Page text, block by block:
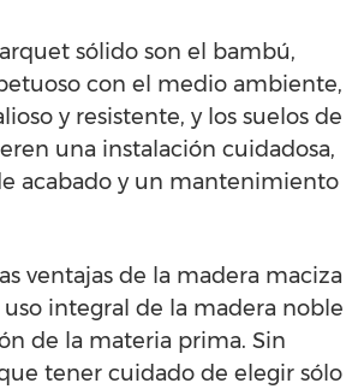
sólido son el bambú,
con el medio ambiente,
y resistente, y los suelos de
una instalación cuidadosa,
acabado y un mantenimiento
ventajas de la madera maciza
uso integral de la madera noble
de la materia prima. Sin
tener cuidado de elegir sólo